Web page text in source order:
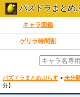
パズドラまとめ
キャラ図鑑
ゲリラ時間割
パズドラまとめぷらす > 未分
分】